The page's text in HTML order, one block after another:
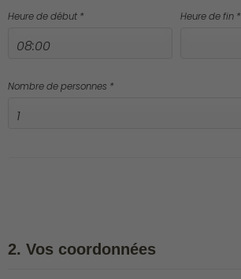
Heure de début * Heure de fin *
Nombre de personnes *
2. Vos coordonnées